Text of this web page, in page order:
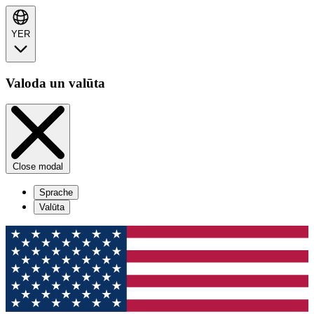
YER
Valoda un valūta
Close modal
Sprache
Valūta